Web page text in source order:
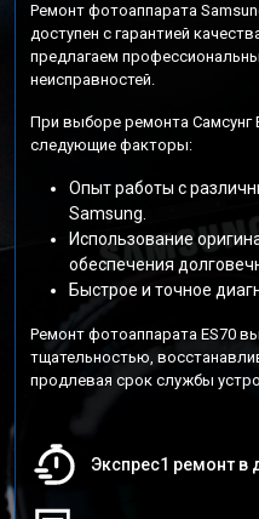
Ремонт фотоаппарата
доступен с гарантией
предлагаем
неисправностей.
При выборе ремонта Самсунг
следующие факторы:
Опыт работы с
Samsung.
Использование
обеспечения
Быстрое и точное
Ремонт фотоаппарата ES70
тщательностью,
продлевая срок службы
Экспрес1 ремонт в